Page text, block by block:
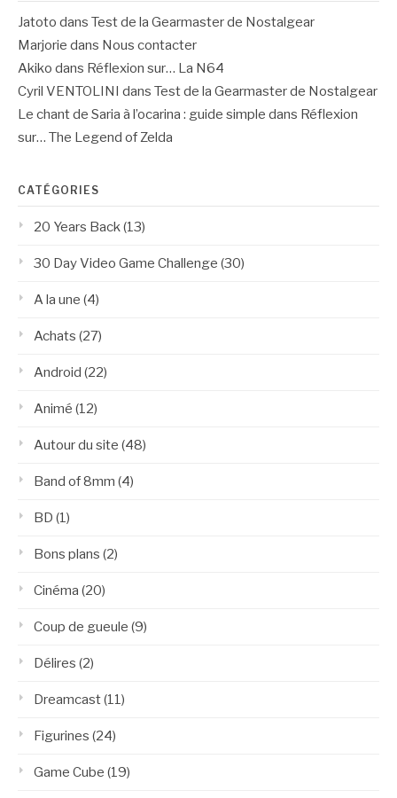
Jatoto dans Test de la Gearmaster de Nostalgear
Marjorie dans Nous contacter
Akiko dans Réflexion sur… La N64
Cyril VENTOLINI dans Test de la Gearmaster de Nostalgear
Le chant de Saria à l’ocarina : guide simple dans Réflexion
sur… The Legend of Zelda
CATÉGORIES
20 Years Back(13)
30 Day Video Game Challenge (30)
A la une (4)
Achats (27)
Android (22)
Animé (12)
Autour du site (48)
Band of 8mm (4)
BD (1)
Bons plans (2)
Cinéma (20)
Coup de gueule (9)
Délires (2)
Dreamcast(11)
Figurines (24)
Game Cube (19)